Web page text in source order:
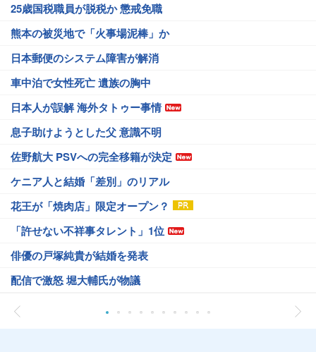
25歳国税職員が脱税か 懲戒免職
熊本の被災地で「火事場泥棒」か
日本郵便のシステム障害が解消
車中泊で女性死亡 遺族の胸中
日本人が誤解 海外タトゥー事情
息子助けようとした父 意識不明
佐野航大 PSVへの完全移籍が決定
ケニア人と結婚「差別」のリアル
花王が「焼肉店」限定オープン？
「許せない不祥事タレント」1位
俳優の戸塚純貴が結婚を発表
配信で激怒 堀大輔氏が物議